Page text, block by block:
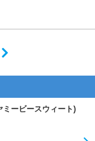
ービースウィート)